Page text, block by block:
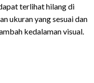
terlihat hilang di
ukuran yang sesuai dan
kedalaman visual.